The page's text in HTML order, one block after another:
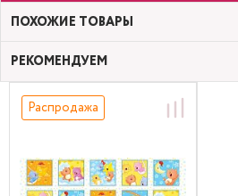
ПОХОЖИЕ ТОВАРЫ
РЕКОМЕНДУЕМ
Распродажа